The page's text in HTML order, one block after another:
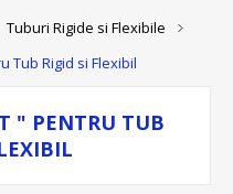
Tuburi Rigide si Flexibile
Tub Rigid si Flexibil
" PENTRU TUB